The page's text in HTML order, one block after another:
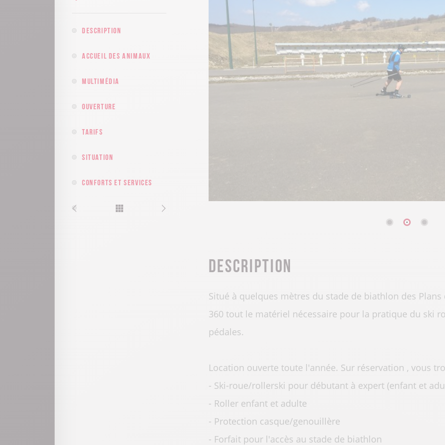
Description
Accueil des animaux
Multimédia
Ouverture
Tarifs
Situation
Conforts et services
Description
Situé à quelques mètres du stade de biathlon des
360 tout le matériel nécessaire pour la pratique du ski
pédales.
Location ouverte toute l'année. Sur réservation , vous
- Ski-roue/rollerski pour débutant à expert (enfant et
- Roller enfant et adulte
- Protection casque/genouillère
- Forfait pour l'accès au stade de biathlon